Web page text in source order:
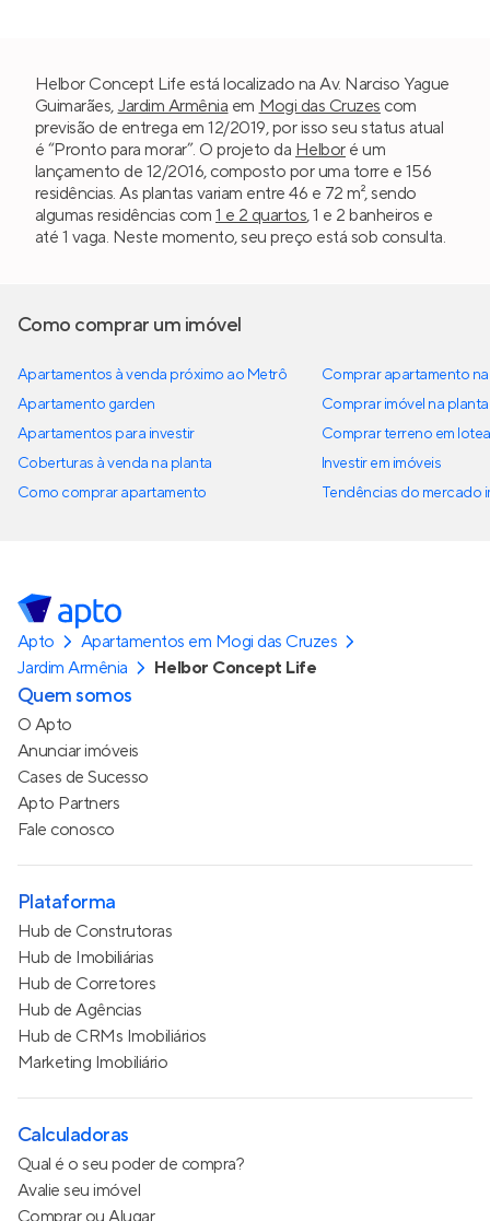
Helbor Concept Life está localizado na Av. Narciso Yague
Guimarães, Jardim Armênia em Mogi das Cruzes com
previsão de entrega em 12/2019, por isso seu status atual
é “Pronto para morar”. O projeto da Helboré um
lançamento de 12/2016, composto por uma torre e 156
residências. As plantas variam entre 46 e 72 m², sendo
algumas residências com 1 e 2 quartos, 1 e 2 banheiros e
até 1 vaga. Neste momento, seu preço está sob consulta.
Como comprar um imóvel
Apartamentos à venda próximo ao Metrô
Apartamento garden
Apartamentos para investir
Coberturas à venda na planta
Como comprar apartamento
Comprar apartamento
Comprar imóvel na planta
Comprar terreno em
Investir em imóveis
Tendências do mercado
Apto
Apartamentos em Mogi das Cruzes
Jardim Armênia
Helbor Concept Life
Quem somos
O Apto
Anunciar imóveis
Cases de Sucesso
Apto Partners
Fale conosco
Plataforma
Hub de Construtoras
Hub de Imobiliárias
Hub de Corretores
Hub de Agências
Hub de CRMs Imobiliários
Marketing Imobiliário
Calculadoras
Qual é o seu poder de compra?
Avalie seu imóvel